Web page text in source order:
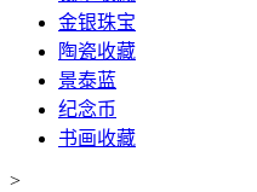
金银珠宝
陶瓷收藏
景泰蓝
纪念币
书画收藏
>